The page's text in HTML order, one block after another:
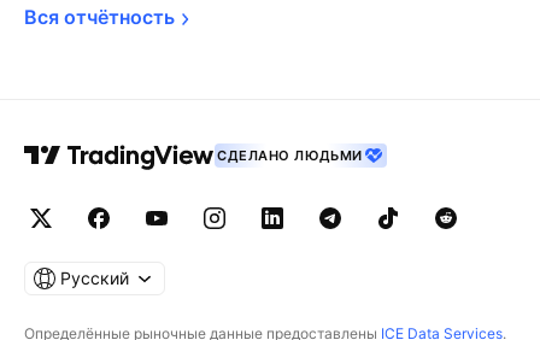
Вся отчётность
СДЕЛАНО ЛЮДЬМИ
Русский
Определённые рыночные данные предоставлены ICE Data Services.